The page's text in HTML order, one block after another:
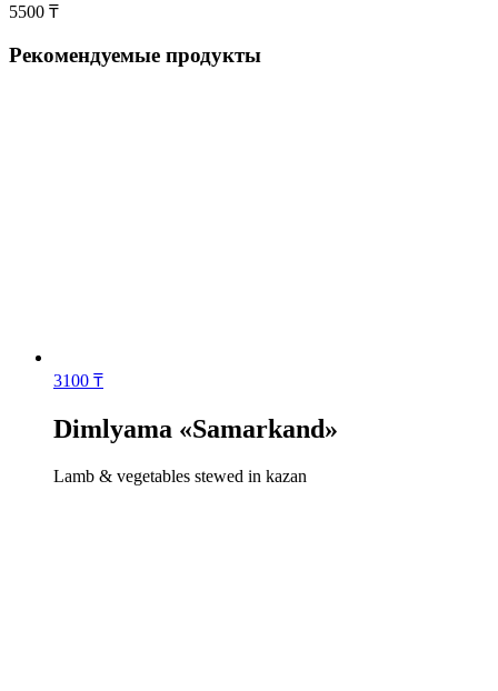
5500 ₸
Рекомендуемые продукты
3100 ₸
Dimlyama «Samarkand»
Lamb & vegetables stewed in kazan